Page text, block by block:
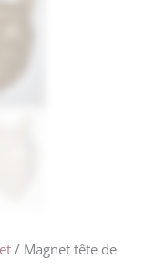
/ Magnet tête de